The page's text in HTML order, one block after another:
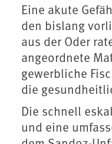
Eine akute
den bislang
aus der Oder
angeordnete
gewerbliche
die
Die schnell
und eine